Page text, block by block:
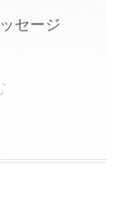
セージ